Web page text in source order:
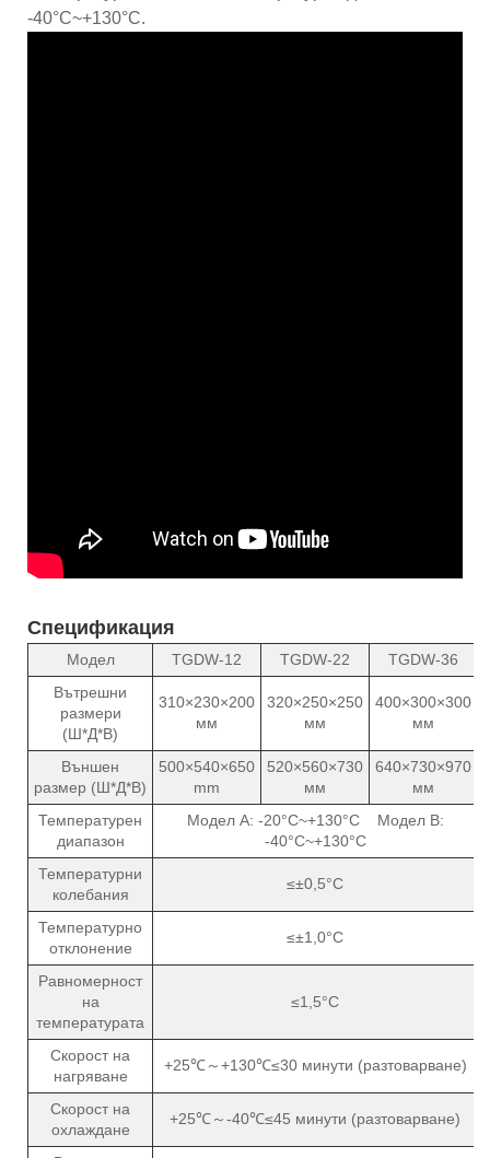
-40°C~+130°C.
Спецификация
Модел TGDW-12 TGDW-22
TGDW-36
Вътрешни
размери
(Ш*Д*В)
310×230×200
мм
320×250×250
мм
400×300×300
мм
Външен
размер (Ш*Д*В)
500×540×650
mm
520×560×730
мм
640×730×970
мм
Температурен
диапазон
Модел A: -20°C~+130°C Модел B:
-40°C~+130°C
Температурни
колебания
≤±0,5°C
Температурно
отклонение
≤±1,0°C
Равномерност
на
температурата
≤1,5°C
Скорост на
нагряване
+25℃～+130℃≤30 минути (разтоварване)
Скорост на
охлаждане
+25℃～-40℃≤45 минути (разтоварване)